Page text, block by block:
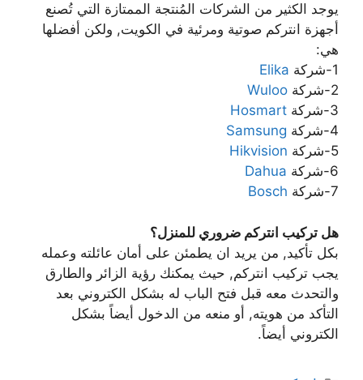
يوجد الكثير من الشركات المُنتجة الممتازة التي تُصنع
أجهزة انتركم صوتية ومرئية في الكويت, ولكن أفضلها
هي:
1-شركة
Elika
2-شركة
Wuloo
3-شركة
Hosmart
4-شركة
Samsung
5-شركة
Hikvision
6-شركة
Dahua
7-شركة
Bosch
هل تركيب انتركم ضروري للمنزل؟
بكل تأكيد, من يريد ان يطمئن على أمان عائلته وعمله
يجب تركيب انتركم, حيث يمكنك رؤية الزائر والطارق
والتحدث معه قبل فتح الباب له بشكل الكتروني بعد
التأكد من هويته, أو منعه من الدخول أيضاً بشكل
الكتروني أيضاً.